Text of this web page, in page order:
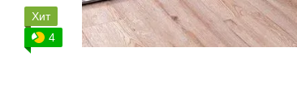
Хит
4